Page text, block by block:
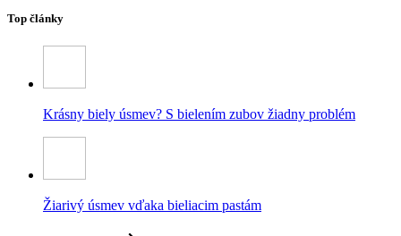
Top články
Krásny biely úsmev? S bielením zubov žiadny problém
Žiarivý úsmev vďaka bieliacim pastám